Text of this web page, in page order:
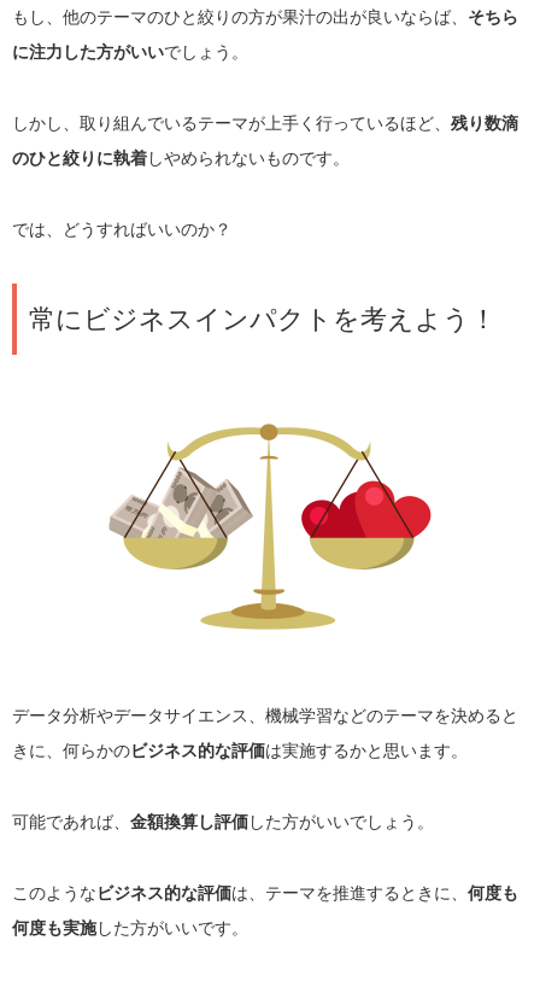
もし、他のテーマのひと絞りの方が果汁の出が良いならば、 そちら
に注力した方がいいでしょう。
しかし、取り組んでいるテーマが上手く行っているほど、 残り数滴
のひと絞りに執着しやめられないものです。
では、どうすればいいのか？
常にビジネスインパクトを考えよう！
データ分析やデータサイエンス、機械学習などのテーマを決めると
きに、何らかのビジネス的な評価は実施するかと思います。
可能であれば、 金額換算し評価した方がいいでしょう。
このようなビジネス的な評価は、テーマを推進するときに、 何度も
何度も実施した方がいいです。